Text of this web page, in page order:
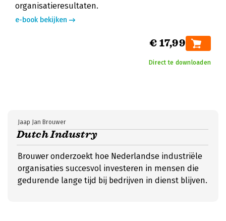
organisatieresultaten.
e-book bekijken
€ 17,99
Direct te downloaden
Dutch Industry
Jaap Jan Brouwer
Brouwer onderzoekt hoe Nederlandse industriële
organisaties succesvol investeren in mensen die
gedurende lange tijd bij bedrijven in dienst blijven.